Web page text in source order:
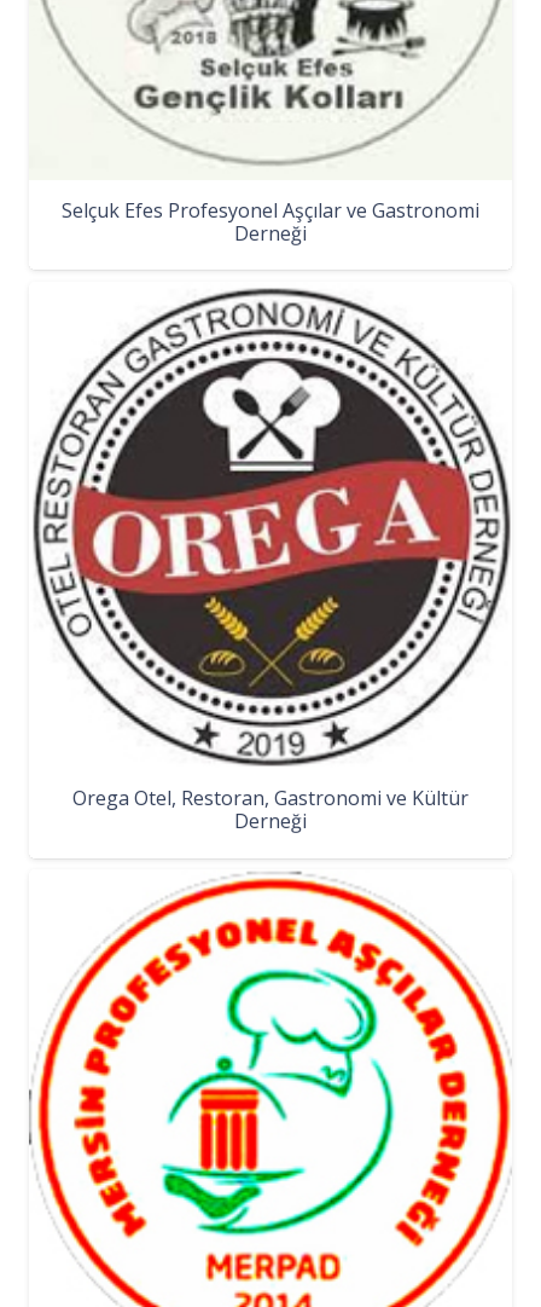
Selçuk Efes Profesyonel Aşçılar ve Gastronomi
Derneği
Orega Otel, Restoran, Gastronomi ve Kültür
Derneği